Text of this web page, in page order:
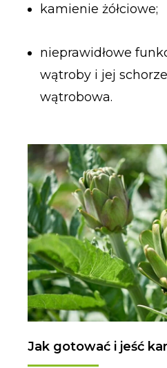
kamienie żółciowe;
nieprawidłowe
wątroby i jej
wątrobowa.
Jak gotować i jeść